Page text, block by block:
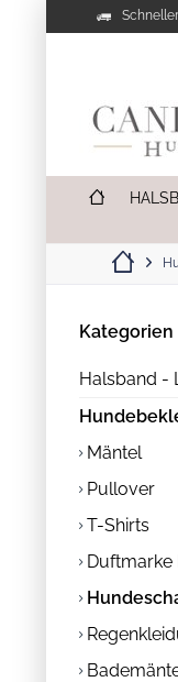
Kategorien
Halsband -
Mäntel
Pullover
T-Shirts
Duftmarke